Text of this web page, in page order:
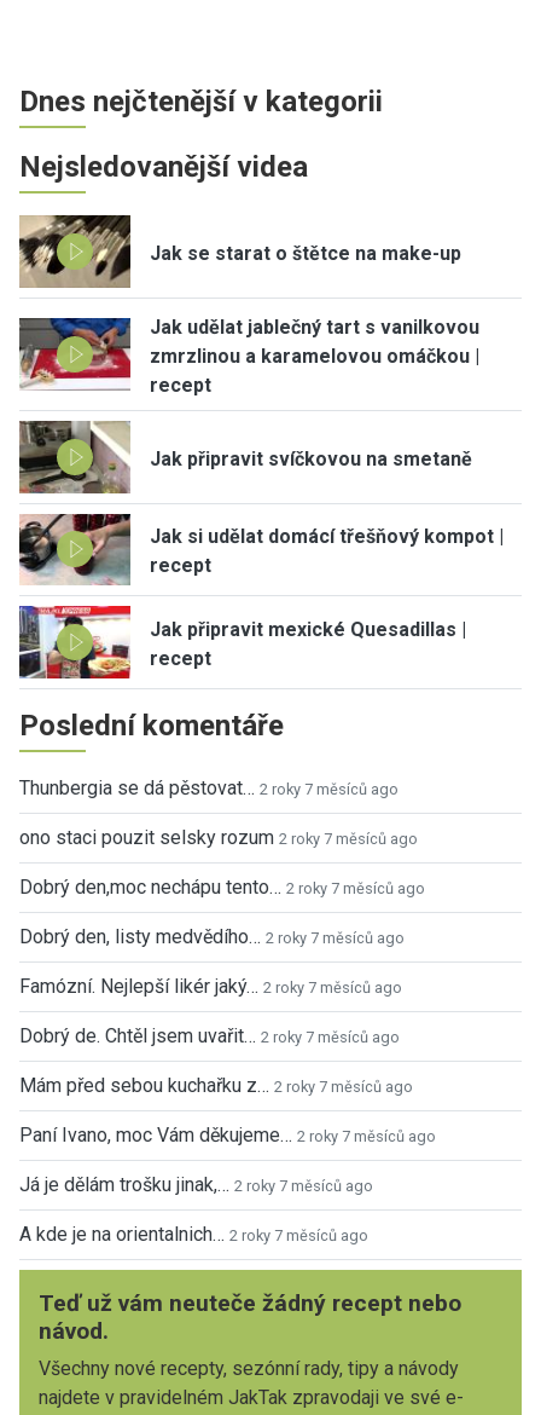
Dnes nejčtenější v kategorii
Nejsledovanější videa
Jak se starat o štětce na make-up
Jak udělat jablečný tart s vanilkovou
zmrzlinou a karamelovou omáčkou |
recept
Jak připravit svíčkovou na smetaně
Jak si udělat domácí třešňový kompot |
recept
Jak připravit mexické Quesadillas |
recept
Poslední komentáře
Thunbergia se dá pěstovat… 2 roky 7 měsíců ago
ono staci pouzit selsky rozum 2 roky 7 měsíců ago
Dobrý den,moc nechápu tento… 2 roky 7 měsíců ago
Dobrý den, listy medvědího… 2 roky 7 měsíců ago
Famózní. Nejlepší likér jaký… 2 roky 7 měsíců ago
Dobrý de. Chtěl jsem uvařit… 2 roky 7 měsíců ago
Mám před sebou kuchařku z… 2 roky 7 měsíců ago
Paní Ivano, moc Vám děkujeme… 2 roky 7 měsíců ago
Já je dělám trošku jinak,… 2 roky 7 měsíců ago
A kde je na orientalnich… 2 roky 7 měsíců ago
Teď už vám neuteče žádný recept nebo
návod.
Všechny nové recepty, sezónní rady, tipy a návody
najdete v pravidelném JakTak zpravodaji ve své e-